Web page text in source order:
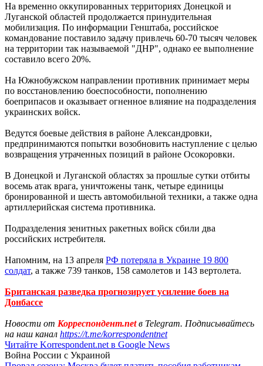
На временно оккупированных территориях Донецкой и
Луганской областей продолжается принудительная
мобилизация. По информации Генштаба, российское
командование поставило задачу привлечь 60-70 тысяч человек
на территории так называемой "ДНР", однако ее выполнение
составило всего 20%.
На Южнобужском направлении противник принимает меры
по восстановлению боеспособности, пополнению
боеприпасов и оказывает огненное влияние на подразделения
украинских войск.
Ведутся боевые действия в районе Александровки,
предпринимаются попытки возобновить наступление с целью
возвращения утраченных позиций в районе Осокоровки.
В Донецкой и Луганской областях за прошлые сутки отбиты
восемь атак врага, уничтожены танк, четыре единицы
бронированной и шесть автомобильной техники, а также одна
артиллерийская система противника.
Подразделения зенитных ракетных войск сбили два
российских истребителя.
Напомним, на 13 апреля РФ потеряла в Украине 19 800
солдат, а также 739 танков, 158 самолетов и 143 вертолета.
Британская разведка прогнозирует усиление боев на
Донбассе
Новости от Корреспондент.netв Telegram. Подписывайтесь
на наш канал https://t.me/korrespondentnet
Читайте Korrespondent.net в Google News
Война России с Украиной